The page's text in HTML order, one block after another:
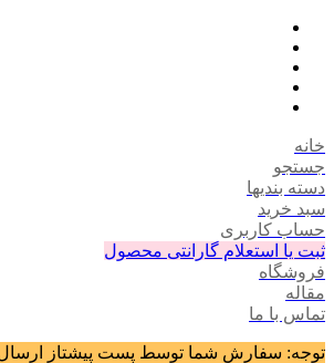
خانه
جستجو
دسته بندیها
سبد خرید
حساب کاربری
ثبت یا استعلام گارانتی محصول
فروشگاه
مقاله
تماس با ما
توجه: سفارش شما توسط پست پیشتاز